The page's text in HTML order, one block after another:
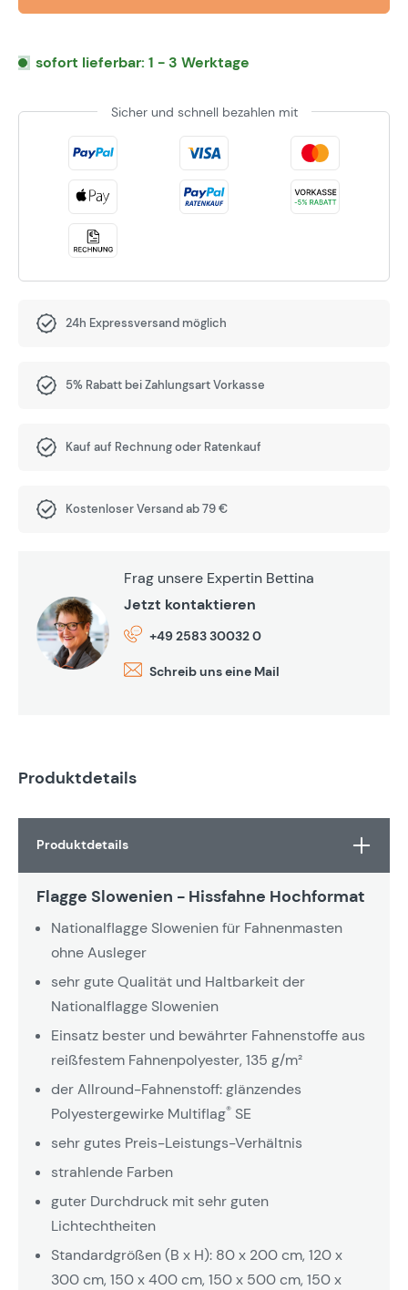
sofort lieferbar: 1 - 3 Werktage
Sicher und schnell bezahlen mit
24h Expressversand möglich
5% Rabatt bei Zahlungsart Vorkasse
Kauf auf Rechnung oder Ratenkauf
Kostenloser Versand ab 79 €
Frag unsere Expertin Bettina
Jetzt kontaktieren
+49 2583 30032 0
Schreib uns eine Mail
Produktdetails
Produktdetails
Flagge Slowenien - Hissfahne Hochformat
Nationalflagge Slowenien für Fahnenmasten
ohne Ausleger
sehr gute Qualität und Haltbarkeit der
Nationalflagge Slowenien
Einsatz bester und bewährter Fahnenstoffe aus
reißfestem Fahnenpolyester, 135 g/m²
der Allround-Fahnenstoff: glänzendes
Polyestergewirke Multiflag® SE
sehr gutes Preis-Leistungs-Verhältnis
strahlende Farben
guter Durchdruck mit sehr guten
Lichtechtheiten
Standardgrößen (B x H): 80 x 200 cm, 120 x
300 cm, 150 x 400 cm, 150 x 500 cm, 150 x